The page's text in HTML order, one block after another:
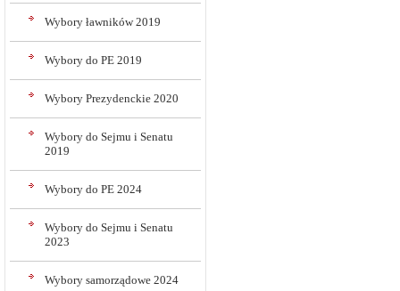
Wybory ławników 2019
Wybory do PE 2019
Wybory Prezydenckie 2020
Wybory do Sejmu i Senatu
2019
Wybory do PE 2024
Wybory do Sejmu i Senatu
2023
Wybory samorządowe 2024